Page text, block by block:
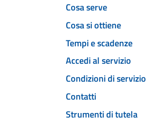
Cosa serve
Cosa si ottiene
Tempi e scadenze
Accedi al servizio
Condizioni di servizio
Contatti
Strumenti di tutela